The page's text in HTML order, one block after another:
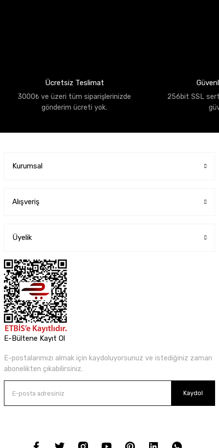
Ücretsiz Teslimat
3000₺ ve üzeri tüm siparişlerinizde
gönderim ücreti yok.
256bit SSL
Kurumsal
Alışveriş
Üyelik
E-Bültene Kayıt Ol
E-postalarımızı almak için kaydoluyorsunuz ve istediğiniz zaman
abonelikten çıkabilirsiniz.
Kaydol